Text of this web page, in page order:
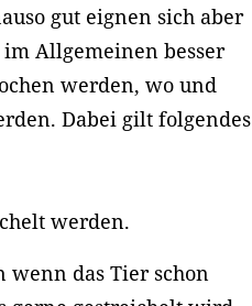
gut eignen sich aber
Allgemeinen besser
werden, wo und
Dabei gilt folgendes
werden.
wenn das Tier schon